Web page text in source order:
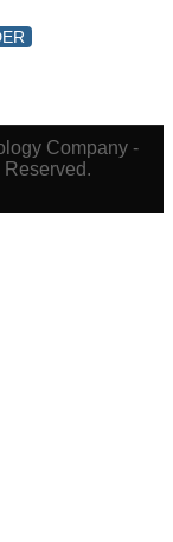
Company -